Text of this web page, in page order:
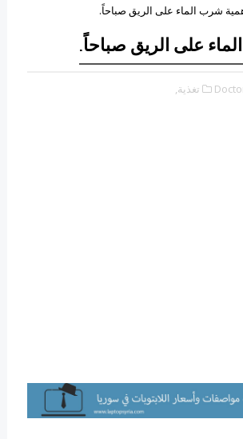
شرب الماء على الريق صباحاً.
على الريق صباحاً.
تغذية,